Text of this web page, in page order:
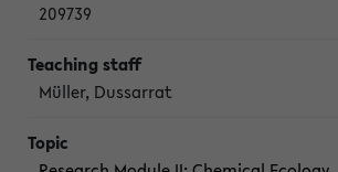
209739
Müller, Dussarrat